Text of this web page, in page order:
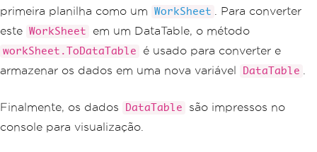
e DataTable
foreach
( DataRow row in dataTa
{
// Print each column in th
ble.Columns.Count; i++)
{
primeira planilha como um
WorkSheet
. Para converter
este WorkSheet em um DataTable, o método
workSheet.ToDataTable
é usado para converter e
armazenar os dados em uma nova variável
DataTable
Finalmente, os dados DataTable
são impressos no
console para visualização.